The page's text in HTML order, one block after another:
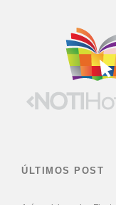
ÚLTIMOS POST